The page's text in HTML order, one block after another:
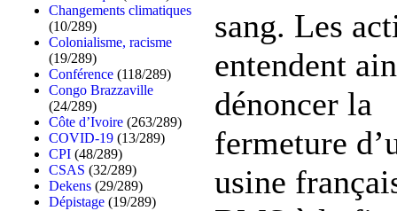
Changements climatiques
(10/289)
Colonialisme, racisme
(19/289)
Conférence (118/289)
Congo Brazzaville
(24/289)
Côte d’Ivoire (263/289)
COVID-19 (13/289)
CPI (48/289)
CSAS (32/289)
Dekens (29/289)
Dépistage (19/289)
sang. Les
entendent
dénoncer la
fermeture
usine